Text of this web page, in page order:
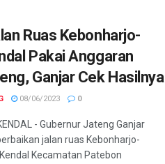
Ruas Kebonharjo-
Pakai Anggaran
Ganjar Cek Hasilnya
08/06/2023 0
- Gubernur Jateng Ganjar
jalan ruas Kebonharjo-
Kecamatan Patebon